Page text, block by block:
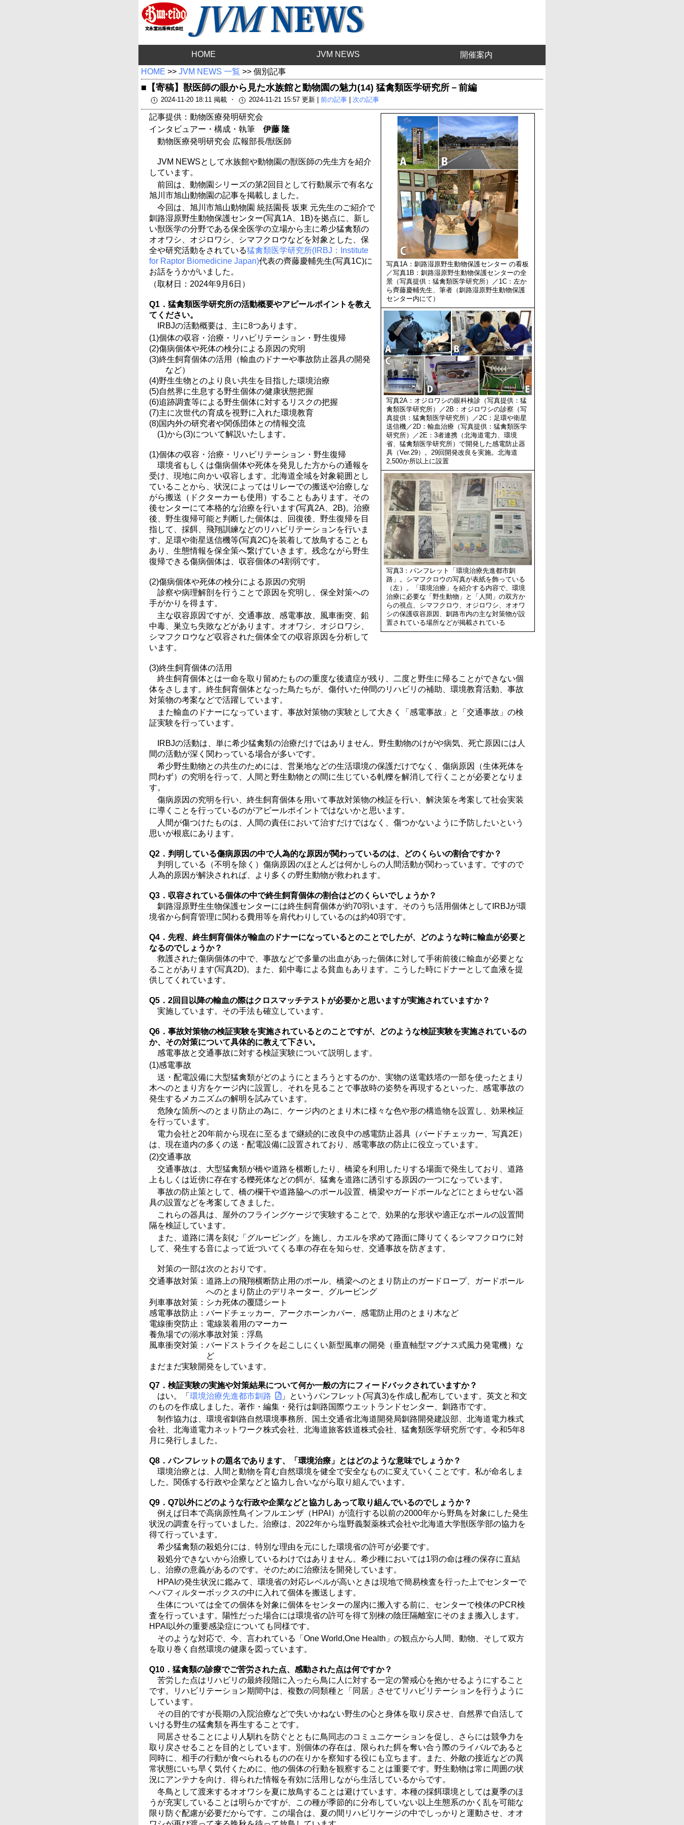
HOME JVM NEWS
開催案内
HOME >> JVM NEWS 一覧 >> 個別記事
■【寄稿】獣医師の眼から見た水族館と動物園の魅力(14) 猛禽類医学研究所－前編
2024-11-20 18:11 掲載 ・ 2024-11-21 15:57 更新 | 前の記事| 次の記事
写真1A：釧路湿原野生動物保護センター の看板
／写真1B：釧路湿原野生動物保護センターの全
景（写真提供：猛禽類医学研究所）／1C：左か
ら齊藤慶輔先生、筆者（釧路湿原野生動物保護
センター内にて）
写真2A：オジロワシの眼科検診（写真提供：猛
禽類医学研究所）／2B：オジロワシの診察（写
真提供：猛禽類医学研究所）／2C：足環や衛星
送信機／2D：輸血治療（写真提供：猛禽類医学
研究所）／2E：3者連携（北海道電力、環境
省、猛禽類医学研究所）で開発した感電防止器
具（Ver.29）。29回開発改良を実施。北海道
2,500か所以上に設置
写真3：パンフレット「環境治療先進都市釧
路」。シマフクロウの写真が表紙を飾っている
（左）。「環境治療」を紹介する内容で、環境
治療に必要な「野生動物」と「人間」の双方か
らの視点、シマフクロウ、オジロワシ、オオワ
シの保護収容原因、釧路市内の主な対策物が設
置されている場所などが掲載されている
記事提供：動物医療発明研究会
インタビュアー・構成・執筆 伊藤 隆
動物医療発明研究会 広報部長/獣医師
JVM NEWSとして水族館や動物園の獣医師の先生方を紹介
しています。
前回は、動物園シリーズの第2回目として行動展示で有名な
旭川市旭山動物園の記事を掲載しました。
今回は、旭川市旭山動物園 統括園長 坂東 元先生のご紹介で
釧路湿原野生動物保護センター(写真1A、1B)を拠点に、新し
い獣医学の分野である保全医学の立場から主に希少猛禽類の
オオワシ、オジロワシ、シマフクロウなどを対象とした、保
全や研究活動をされている猛禽類医学研究所(IRBJ：Institute
for Raptor Biomedicine Japan)代表の齊藤慶輔先生(写真1C)に
お話をうかがいました。
（取材日：2024年9月6日）
Q1．猛禽類医学研究所の活動概要やアピールポイントを教え
てください。
IRBJの活動概要は、主に8つあります。
(1)個体の収容・治療・リハビリテーション・野生復帰
(2)傷病個体や死体の検分による原因の究明
(3)終生飼育個体の活用（輸血のドナーや事故防止器具の開発
など）
(4)野生生物とのより良い共生を目指した環境治療
(5)自然界に生息する野生個体の健康状態把握
(6)追跡調査等による野生個体に対するリスクの把握
(7)主に次世代の育成を視野に入れた環境教育
(8)国内外の研究者や関係団体との情報交流
(1)から(3)について解説いたします。
(1)個体の収容・治療・リハビリテーション・野生復帰
環境省もしくは傷病個体や死体を発見した方からの通報を
受け、現地に向かい収容します。北海道全域を対象範囲とし
ていることから、状況によってはリレーでの搬送や治療しな
がら搬送（ドクターカーも使用）することもあります。その
後センターにて本格的な治療を行います(写真2A、2B)。治療
後、野生復帰可能と判断した個体は、回復後、野生復帰を目
指して、採餌、飛翔訓練などのリハビリテーションを行いま
す。足環や衛星送信機等(写真2C)を装着して放鳥することも
あり、生態情報を保全策へ繋げていきます。残念ながら野生
復帰できる傷病個体は、収容個体の4割弱です。
(2)傷病個体や死体の検分による原因の究明
診察や病理解剖を行うことで原因を究明し、保全対策への
手がかりを得ます。
主な収容原因ですが、交通事故、感電事故、風車衝突、鉛
中毒、巣立ち失敗などがあります。オオワシ、オジロワシ、
シマフクロウなど収容された個体全ての収容原因を分析して
います。
(3)終生飼育個体の活用
終生飼育個体とは一命を取り留めたものの重度な後遺症が残り、二度と野生に帰ることができない個
体をさします。終生飼育個体となった鳥たちが、傷付いた仲間のリハビリの補助、環境教育活動、事故
対策物の考案などで活躍しています。
また輸血のドナーになっています。事故対策物の実験として大きく「感電事故」と「交通事故」の検
証実験を行っています。
IRBJの活動は、単に希少猛禽類の治療だけではありません。野生動物のけがや病気、死亡原因には人
間の活動が深く関わっている場合が多いです。
希少野生動物との共生のためには、営巣地などの生活環境の保護だけでなく、傷病原因（生体死体を
問わず）の究明を行って、人間と野生動物との間に生じている軋轢を解消して行くことが必要となりま
す。
傷病原因の究明を行い、終生飼育個体を用いて事故対策物の検証を行い、解決策を考案して社会実装
に導くことを行っているのがアピールポイントではないかと思います。
人間が傷つけたものは、人間の責任において治すだけではなく、傷つかないように予防したいという
思いが根底にあります。
Q2．判明している傷病原因の中で人為的な原因が関わっているのは、どのくらいの割合ですか？
判明している（不明を除く）傷病原因のほとんどは何かしらの人間活動が関わっています。ですので
人為的原因が解決されれば、より多くの野生動物が救われます。
Q3．収容されている個体の中で終生飼育個体の割合はどのくらいでしょうか？
釧路湿原野生生物保護センターには終生飼育個体が約70羽います。そのうち活用個体としてIRBJが環
境省から飼育管理に関わる費用等を肩代わりしているのは約40羽です。
Q4．先程、終生飼育個体が輸血のドナーになっているとのことでしたが、どのような時に輸血が必要と
なるのでしょうか？
救護された傷病個体の中で、事故などで多量の出血があった個体に対して手術前後に輸血が必要とな
ることがあります(写真2D)。また、鉛中毒による貧血もあります。こうした時にドナーとして血液を提
供してくれています。
Q5．2回目以降の輸血の際はクロスマッチテストが必要かと思いますが実施されていますか？
実施しています。その手法も確立しています。
Q6．事故対策物の検証実験を実施されているとのことですが、どのような検証実験を実施されているの
か、その対策について具体的に教えて下さい。
感電事故と交通事故に対する検証実験について説明します。
(1)感電事故
送・配電設備に大型猛禽類がどのようにとまろうとするのか、実物の送電鉄塔の一部を使ったとまり
木へのとまり方をケージ内に設置し、それを見ることで事故時の姿勢を再現するといった、感電事故の
発生するメカニズムの解明を試みています。
危険な箇所へのとまり防止の為に、ケージ内のとまり木に様々な色や形の構造物を設置し、効果検証
を行っています。
電力会社と20年前から現在に至るまで継続的に改良中の感電防止器具（バードチェッカー、写真2E）
は、現在道内の多くの送・配電設備に設置されており、感電事故の防止に役立っています。
(2)交通事故
交通事故は、大型猛禽類が橋や道路を横断したり、橋梁を利用したりする場面で発生しており、道路
上もしくは近傍に存在する轢死体などの餌が、猛禽を道路に誘引する原因の一つになっています。
事故の防止策として、橋の欄干や道路脇へのポール設置、橋梁やガードポールなどにとまらせない器
具の設置などを考案してきました。
これらの器具は、屋外のフライングケージで実験することで、効果的な形状や適正なポールの設置間
隔を検証しています。
また、道路に溝を刻む「グルービング」を施し、カエルを求めて路面に降りてくるシマフクロウに対
して、発生する音によって近づいてくる車の存在を知らせ、交通事故を防ぎます。
対策の一部は次のとおりです。
交通事故対策：道路上の飛翔横断防止用のポール、橋梁へのとまり防止のガードロープ、ガードポール
へのとまり防止のデリネーター、グルービング
列車事故対策：シカ死体の覆隠シート
感電事故防止：バードチェッカー、アークホーンカバー、感電防止用のとまり木など
電線衝突防止：電線装着用のマーカー
養魚場での溺水事故対策：浮島
風車衝突対策：バードストライクを起こしにくい新型風車の開発（垂直軸型マグナス式風力発電機）な
ど
まだまだ実験開発をしています。
Q7．検証実験の実施や対策結果について何か一般の方にフィードバックされていますか？
はい。「 環境治療先進都市釧路
」というパンフレット(写真3)を作成し配布しています。英文と和文
のものを作成しました。著作・編集・発行は釧路国際ウエットランドセンター、釧路市です。
制作協力は、環境省釧路自然環境事務所、国土交通省北海道開発局釧路開発建設部、北海道電力株式
会社、北海道電力ネットワーク株式会社、北海道旅客鉄道株式会社、猛禽類医学研究所です。令和5年8
月に発行しました。
Q8．パンフレットの題名であります、「環境治療」とはどのような意味でしょうか？
環境治療とは、人間と動物を育む自然環境を健全で安全なものに変えていくことです。私が命名しま
した。関係する行政や企業などと協力し合いながら取り組んでいます。
Q9．Q7以外にどのような行政や企業などと協力しあって取り組んでいるのでしょうか？
例えば日本で高病原性鳥インフルエンザ（HPAI）が流行する以前の2000年から野鳥を対象にした発生
状況の調査を行っていました。治療は、2022年から塩野義製薬株式会社や北海道大学獣医学部の協力を
得て行っています。
希少猛禽類の殺処分には、特別な理由を元にした環境省の許可が必要です。
殺処分できないから治療しているわけではありません。希少種においては1羽の命は種の保存に直結
し、治療の意義があるのです。そのために治療法を開発しています。
HPAIの発生状況に鑑みて、環境省の対応レベルが高いときは現地で簡易検査を行った上でセンターで
ヘパフィルターボックスの中に入れて個体を搬送します。
生体については全ての個体を対象に個体をセンターの屋内に搬入する前に、センターで検体のPCR検
査を行っています。陽性だった場合には環境省の許可を得て別棟の陰圧隔離室にそのまま搬入します。
HPAI以外の重要感染症についても同様です。
そのような対応で、今、言われている「One World,One Health」の観点から人間、動物、そして双方
を取り巻く自然環境の健康を図っています。
Q10．猛禽類の診療でご苦労された点、感動された点は何ですか？
苦労した点はリハビリの最終段階に入ったら鳥に人に対する一定の警戒心を抱かせるようにすること
です。リハビリテーション期間中は、複数の同類種と「同居」させてリハビリテーションを行うように
しています。
その目的ですが長期の入院治療などで失いかねない野生の心と身体を取り戻させ、自然界で自活して
いける野生の猛禽類を再生することです。
同居させることにより人馴れを防ぐとともに鳥同志のコミュニケーションを促し、さらには競争力を
取り戻させることを目的としています。別個体の存在は、限られた餌を奪い合う際のライバルであると
同時に、相手の行動が食べられるものの在りかを察知する役にも立ちます。また、外敵の接近などの異
常状態にいち早く気付くために、他の個体の行動を観察することは重要です。野生動物は常に周囲の状
況にアンテナを向け、得られた情報を有効に活用しながら生活しているからです。
冬鳥として渡来するオオワシを夏に放鳥することは避けています。本種の採餌環境としては夏季のほ
うが充実していることは明らかですが、この種が季節的に分布していない以上生態系のかく乱を可能な
限り防ぐ配慮が必要だからです。この場合は、夏の間リハビリケージの中でしっかりと運動させ、オオ